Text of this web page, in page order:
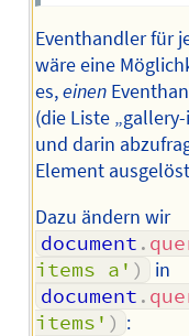
Eventhandler für
wäre eine
es,einen
(die Liste
und darin
Element
Dazu ändern wir
document .
items a' )
in
document .
items' ) :